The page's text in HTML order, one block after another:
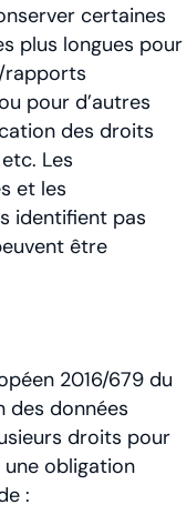
certaines
plus longues pour
rapports
pour d’autres
des droits
Les
et les
identifient pas
être
2016/679 du
des données
droits pour
une obligation
: